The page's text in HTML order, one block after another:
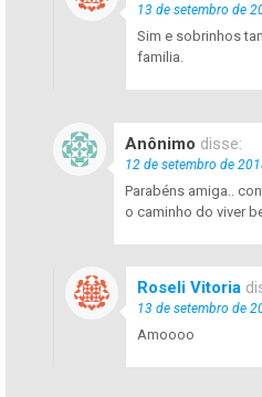
13 de setembro de
Sim e sobrinhos
familia.
Anônimo disse:
12 de setembro de
Parabéns amiga..
o caminho do viver
Roseli Vitoria
13 de setembro de
Amoooo